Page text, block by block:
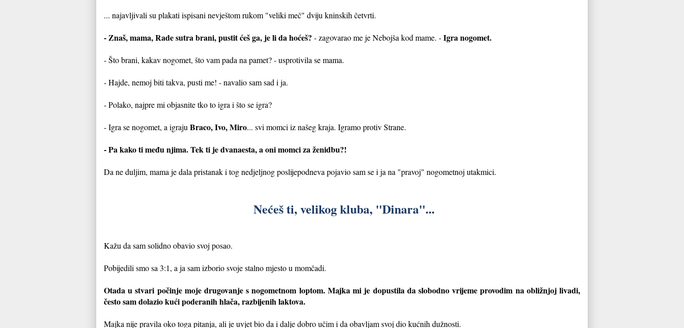
... najavljivali su plakati ispisani nevještom rukom "veliki meč" dviju kninskih četvrti.
- Znaš, mama, Rade sutra brani, pustit ćeš ga, je li da hoćeš? - zagovarao me je Nebojša kod mame. -Igra nogomet.
- Što brani, kakav nogomet, što vam pada na pamet? - usprotivila se mama.
- Hajde, nemoj biti takva, pusti me! - navalio sam sad i ja.
- Polako, najpre mi objasnite tko to igra i što se igra?
- Igra se nogomet, a igraju Braco, Ivo, Miro... svi momci iz našeg kraja. Igramo protiv Strane.
- Pa kako ti među njima. Tek ti je dvanaesta, a oni momci za ženidbu?!
Da ne duljim, mama je dala pristanak i tog nedjeljnog poslijepodneva pojavio sam se i ja na "pravoj" nogometnoj utakmici.
Nećeš ti, velikog kluba, "Dinara"...
Kažu da sam solidno obavio svoj posao.
Pobijedili smo sa 3:1, a ja sam izborio svoje stalno mjesto u momčadi.
Otada u stvari počinje moje drugovanje s nogometnom loptom. Majka mi je dopustila da slobodno vrijeme provodim na obližnjoj livadi,
često sam dolazio kući poderanih hlača, razbijenih laktova.
Majka nije pravila oko toga pitanja, ali je uvjet bio da i dalje dobro učim i da obavljam svoj dio kućnih dužnosti.